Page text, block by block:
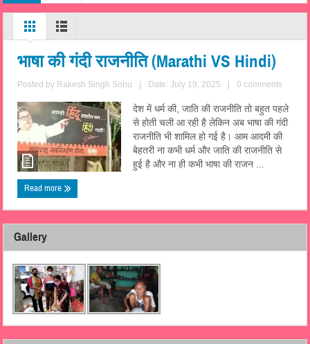
भाषा की गंदी राजनीति (Marathi VS Hindi)
Posted by Rakesh Singh Sonu Date: July 19, 2025 0 comments
देश में धर्म की, जाति की राजनीति तो बहुत पहले
से होती चली आ रही है लेकिन अब भाषा की गंदी
राजनीति भी शामिल हो गई है। आम आदमी की
बेहतरी ना कभी धर्म और जाति की राजनीति से
हुई है और ना ही कभी भाषा की राजन ...
Read more
Gallery